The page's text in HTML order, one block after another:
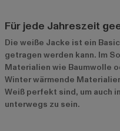
Für jede Jahreszeit
Die weiße Jacke ist ein
getragen werden kann. Im
Materialien wie Baumwolle
Winter wärmende
Weiß perfekt sind, um auch
unterwegs zu sein.